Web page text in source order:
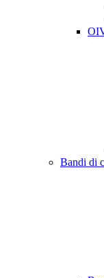
Bandi di